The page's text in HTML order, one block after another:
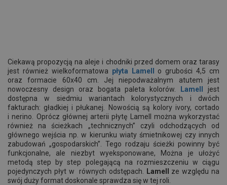
Ciekawą propozycją na aleje i chodniki przed domem oraz tarasy
jest również wielkoformatowa płyta Lamell o grubości 4,5 cm
oraz formacie 60x40 cm. Jej niepodważalnym atutem jest
nowoczesny design oraz bogata paleta kolorów. Lamell
jest
dostępna w siedmiu wariantach kolorystycznych i dwóch
fakturach: gładkiej i płukanej. Nowością są kolory ivory, cortado
i nerino. Oprócz głównej arterii płytę Lamell można wykorzystać
również na ścieżkach „technicznych” czyli odchodzących od
głównego wejścia np. w kierunku wiaty śmietnikowej czy innych
zabudowań „gospodarskich”. Tego rodzaju ścieżki powinny być
funkcjonalne, ale niezbyt wyeksponowane, Można je ułożyć
metodą step by step polegającą na rozmieszczeniu w ciągu
pojedynczych płyt w równych odstępach. Lamell ze względu na
swój duży format doskonale sprawdza się w tej roli.